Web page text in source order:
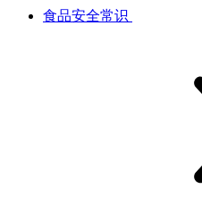
食品安全常识